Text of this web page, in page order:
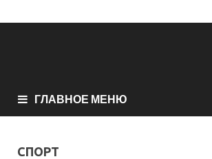
ГЛАВНОЕ МЕНЮ
СПОРТ